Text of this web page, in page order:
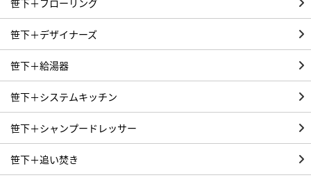
笹下＋フローリング
笹下＋デザイナーズ
笹下＋給湯器
笹下＋システムキッチン
笹下＋シャンプードレッサー
笹下＋追い焚き